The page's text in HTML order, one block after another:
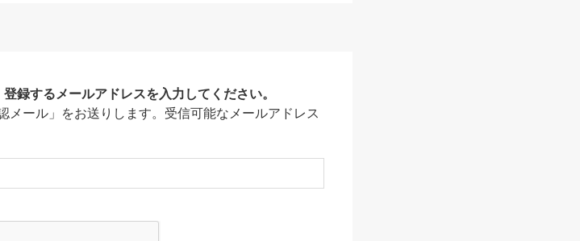
録するメールアドレスを入力してください。
メール」をお送りします。受信可能なメールアドレス